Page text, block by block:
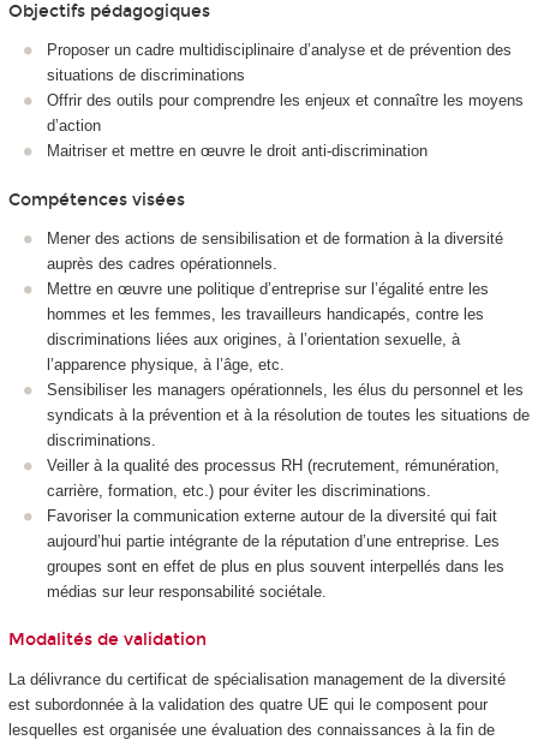
Objectifs pédagogiques
Proposer un cadre multidisciplinaire d’analyse et de prévention des
situations de discriminations
Offrir des outils pour comprendre les enjeux et connaître les moyens
d’action
Maitriser et mettre en œuvre le droit anti-discrimination
Compétences visées
Mener des actions de sensibilisation et de formation à la diversité
auprès des cadres opérationnels.
Mettre en œuvre une politique d’entreprise sur l’égalité entre les
hommes et les femmes, les travailleurs handicapés, contre les
discriminations liées aux origines, à l’orientation sexuelle, à
l’apparence physique, à l’âge, etc.
Sensibiliser les managers opérationnels, les élus du personnel et les
syndicats à la prévention et à la résolution de toutes les situations de
discriminations.
Veiller à la qualité des processus RH (recrutement, rémunération,
carrière, formation, etc.) pour éviter les discriminations.
Favoriser la communication externe autour de la diversité qui fait
aujourd’hui partie intégrante de la réputation d’une entreprise. Les
groupes sont en effet de plus en plus souvent interpellés dans les
médias sur leur responsabilité sociétale.
Modalités de validation
La délivrance du certificat de spécialisation management de la diversité
est subordonnée à la validation des quatre UE qui le composent pour
lesquelles est organisée une évaluation des connaissances à la fin de